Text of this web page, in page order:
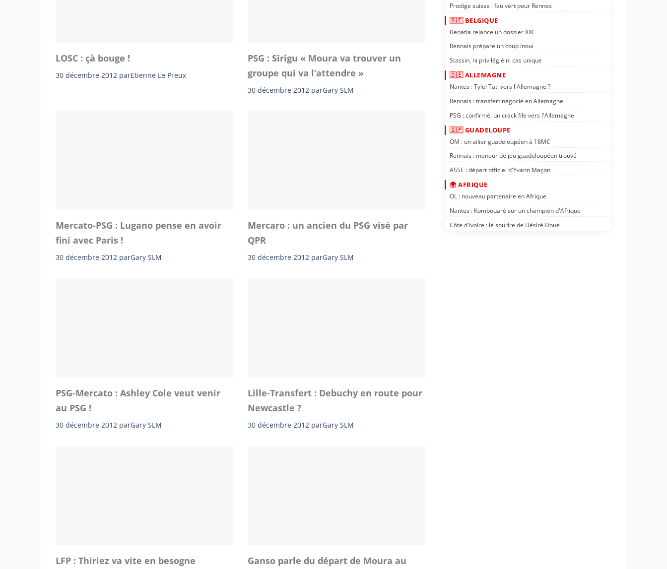
LOSC : çà bouge !
30 décembre 2012 parEtienne Le Preux
PSG : Sirigu « Moura va trouver un
groupe qui va l’attendre »
30 décembre 2012 parGary SLM
Mercato-PSG : Lugano pense en avoir
fini avec Paris !
30 décembre 2012 parGary SLM
Mercaro : un ancien du PSG visé par
QPR
30 décembre 2012 parGary SLM
PSG-Mercato : Ashley Cole veut venir
au PSG !
30 décembre 2012 parGary SLM
Lille-Transfert : Debuchy en route pour
Newcastle ?
30 décembre 2012 parGary SLM
LFP : Thiriez va vite en besogne
Ganso parle du départ de Moura au
Prodige suisse : feu vert pour Rennes
🇧🇪 BELGIQUE
Benatia relance un dossier XXL
Rennais prépare un coup inouï
Stassin, ni privilégié ni cas unique
🇩🇪 ALLEMAGNE
Nantes : Tylel Tati vers l'Allemagne ?
Rennais : transfert négocié en Allemagne
PSG : confirmé, un crack file vers l'Allemagne
🇬🇵 GUADELOUPE
OM : un ailier guadeloupéen à 18M€
Rennais : meneur de jeu guadeloupéen trouvé
ASSE : départ officiel d'Yvann Maçon
🌍 AFRIQUE
OL : nouveau partenaire en Afrique
Nantes : Kombouaré sur un champion d'Afrique
Côte d'Ivoire : le sourire de Désiré Doué